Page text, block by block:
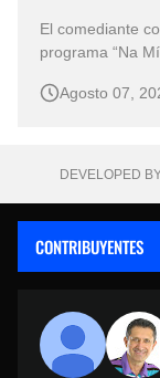
El comediante
programa “Na
eventos benéficos
Agosto 07,
DEVELOPED
CONTRIBUYENTES